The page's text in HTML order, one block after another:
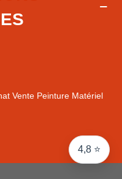
4,8 ⭐
vous, Point relais, Retrait magasin
Vente Peinture Matériel